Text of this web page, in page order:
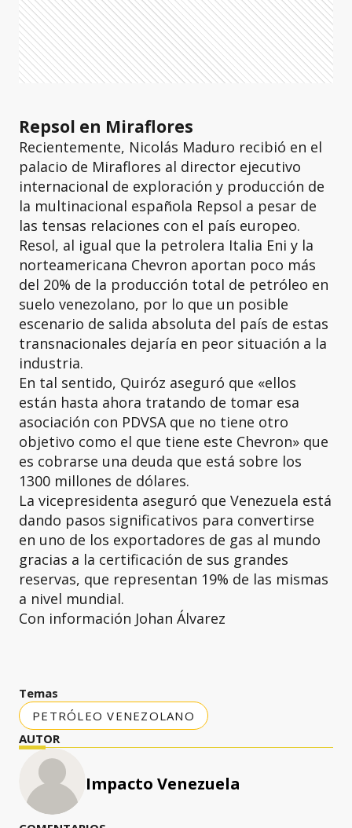
Repsol en Miraflores
Recientemente, Nicolás Maduro recibió en el
palacio de Miraflores al director ejecutivo
internacional de exploración y producción de
la multinacional española Repsol a pesar de
las tensas relaciones con el país europeo.
Resol, al igual que la petrolera Italia Eni y la
norteamericana Chevron aportan poco más
del 20% de la producción total de petróleo en
suelo venezolano, por lo que un posible
escenario de salida absoluta del país de estas
transnacionales dejaría en peor situación a la
industria.
En tal sentido, Quiróz aseguró que «ellos
están hasta ahora tratando de tomar esa
asociación con PDVSA que no tiene otro
objetivo como el que tiene este Chevron» que
es cobrarse una deuda que está sobre los
1300 millones de dólares.
La vicepresidenta aseguró que Venezuela está
dando pasos significativos para convertirse
en uno de los exportadores de gas al mundo
gracias a la certificación de sus grandes
reservas, que representan 19% de las mismas
a nivel mundial.
Con información Johan Álvarez
Temas
PETRÓLEO VENEZOLANO
AUTOR
Impacto Venezuela